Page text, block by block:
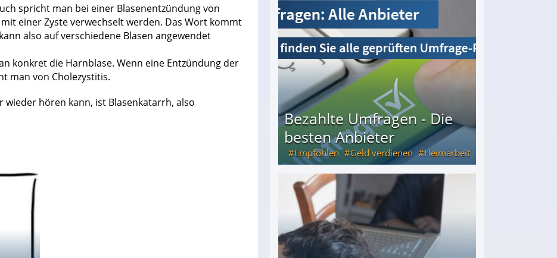
spricht man bei einer Blasenentzündung von
einer Zyste verwechselt werden. Das Wort kommt
also auf verschiedene Blasen angewendet
konkret die Harnblase. Wenn eine Entzündung der
man von Cholezystitis.
hören kann, ist Blasenkatarrh, also
Geld verdienen als Tagger für Netflix
Bezahlte Umfragen - Die
besten Anbieter
Empfohlen Geld verdienen Heimarbeit